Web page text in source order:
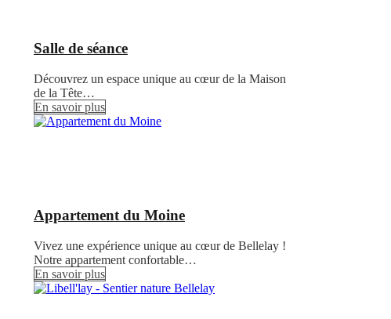
Salle de séance
Découvrez un espace unique au cœur de la Maison
de la Tête…
En savoir plus
Appartement du Moine
Vivez une expérience unique au cœur de Bellelay !
Notre appartement confortable…
En savoir plus